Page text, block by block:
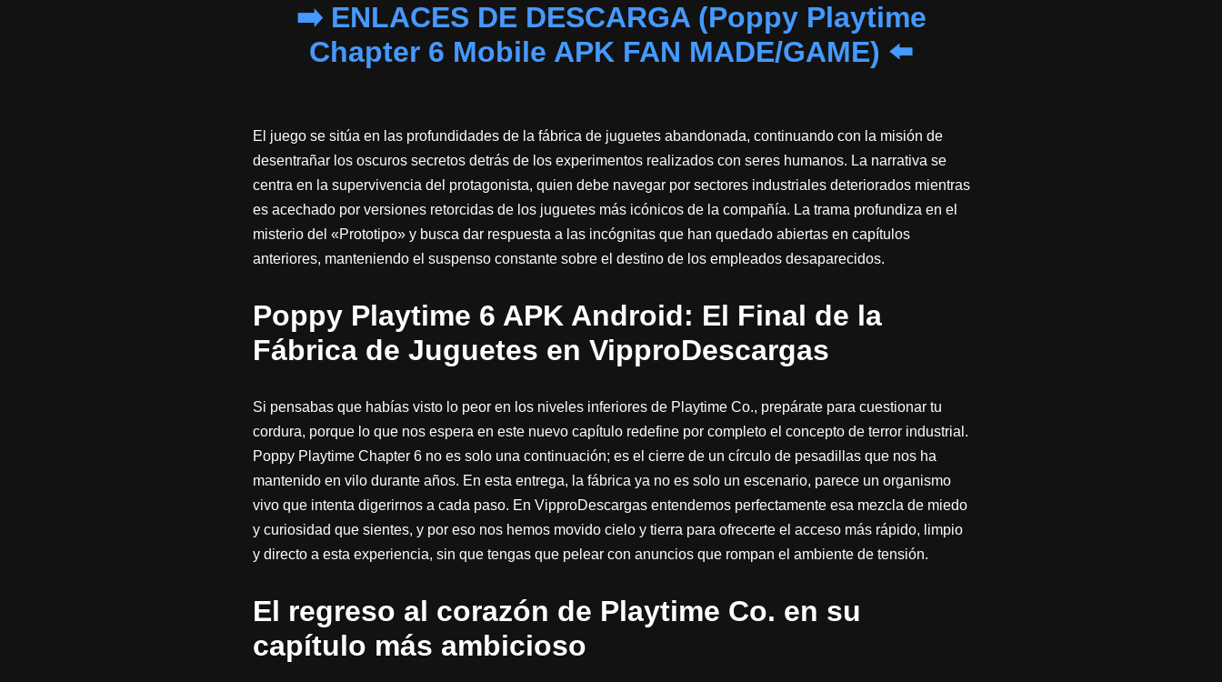
➡️ ENLACES DE DESCARGA (Poppy Playtime
Chapter 6 Mobile APK FAN MADE/GAME) ⬅️
El juego se sitúa en las profundidades de la fábrica de juguetes abandonada, continuando con la misión de
desentrañar los oscuros secretos detrás de los experimentos realizados con seres humanos. La narrativa se
centra en la supervivencia del protagonista, quien debe navegar por sectores industriales deteriorados mientras
es acechado por versiones retorcidas de los juguetes más icónicos de la compañía. La trama profundiza en el
misterio del «Prototipo» y busca dar respuesta a las incógnitas que han quedado abiertas en capítulos
anteriores, manteniendo el suspenso constante sobre el destino de los empleados desaparecidos.
Poppy Playtime 6 APK Android: El Final de la
Fábrica de Juguetes en VipproDescargas
Si pensabas que habías visto lo peor en los niveles inferiores de Playtime Co., prepárate para cuestionar tu
cordura, porque lo que nos espera en este nuevo capítulo redefine por completo el concepto de terror industrial.
Poppy Playtime Chapter 6 no es solo una continuación; es el cierre de un círculo de pesadillas que nos ha
mantenido en vilo durante años. En esta entrega, la fábrica ya no es solo un escenario, parece un organismo
vivo que intenta digerirnos a cada paso. En VipproDescargas entendemos perfectamente esa mezcla de miedo
y curiosidad que sientes, y por eso nos hemos movido cielo y tierra para ofrecerte el acceso más rápido, limpio
y directo a esta experiencia, sin que tengas que pelear con anuncios que rompan el ambiente de tensión.
El regreso al corazón de Playtime Co. en su
capítulo más ambicioso